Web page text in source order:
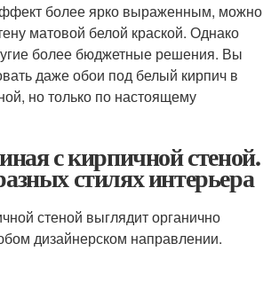
более ярко выраженным, можно
матовой белой краской. Однако
более бюджетные решения. Вы
даже обои под белый кирпич в
но только по настоящему
с кирпичной стеной.
стилях интерьера
стеной выглядит органично
дизайнерском направлении.